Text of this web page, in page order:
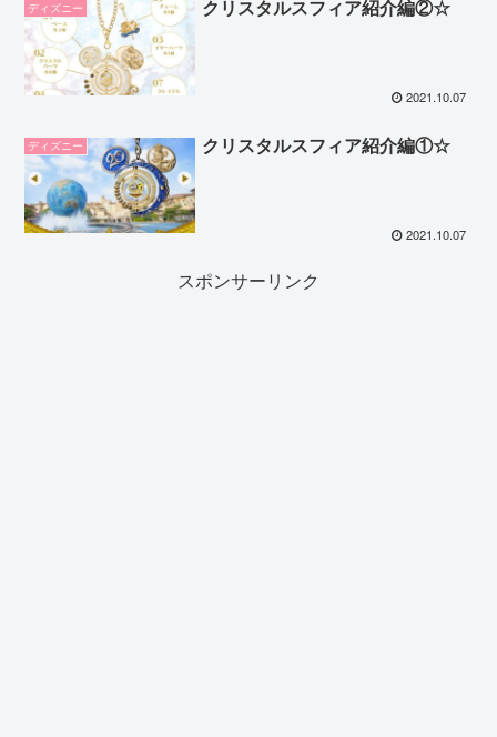
ディズニー クリスタルスフィア紹介編②☆
2021.10.07
ディズニー クリスタルスフィア紹介編①☆
2021.10.07
スポンサーリンク